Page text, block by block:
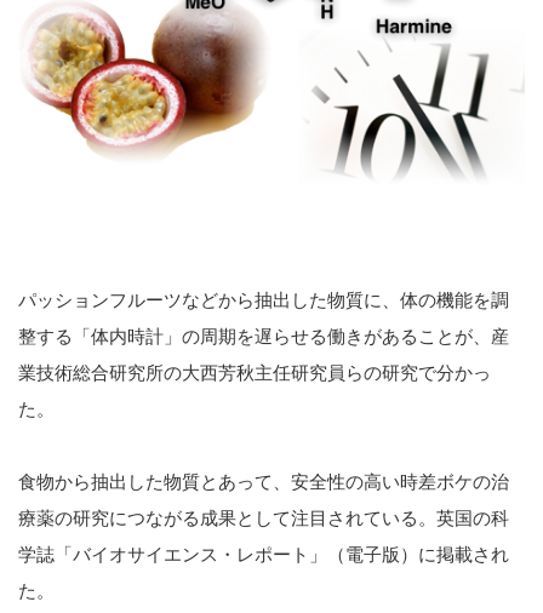
パッションフルーツなどから抽出した物質に、体の機能を調
整する「体内時計」の周期を遅らせる働きがあることが、産
業技術総合研究所の大西芳秋主任研究員らの研究で分かっ
た。
食物から抽出した物質とあって、安全性の高い時差ボケの治
療薬の研究につながる成果として注目されている。英国の科
学誌「バイオサイエンス・レポート」（電子版）に掲載され
た。